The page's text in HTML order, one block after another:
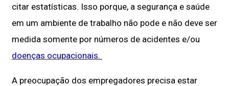
citar estatísticas. Isso porque, a segurança e saúde
em um ambiente de trabalho não pode e não deve ser
medida somente por números de acidentes e/ou
doenças ocupacionais.
A preocupação dos empregadores precisa estar